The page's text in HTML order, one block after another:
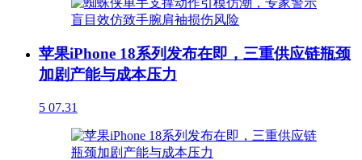
苹果iPhone 18系列发布在即，三重供应链瓶颈
加剧产能与成本压力
5 07.31